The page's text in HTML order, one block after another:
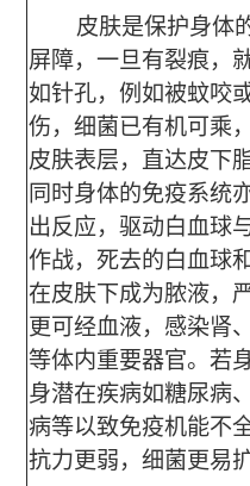
皮肤是保护身体
屏障，一旦有裂痕，
如针孔，例如被蚊咬
伤，细菌已有机可乘
皮肤表层，直达皮下脂
同时身体的免疫系统
出反应，驱动白血球
作战，死去的白血球
在皮肤下成为脓液，
更可经血液，感染肾
等体内重要器官。若
身潜在疾病如糖尿病
病等以致免疫机能不
抗力更弱，细菌更易扩